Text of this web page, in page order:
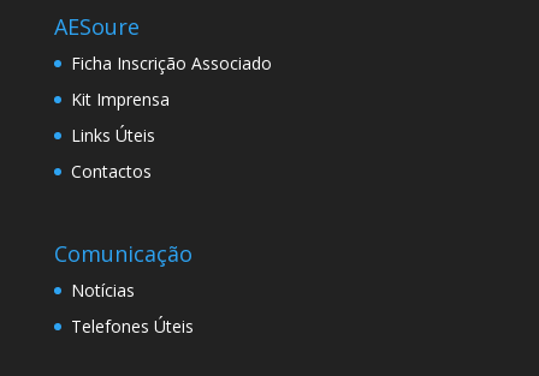
AESoure
Ficha Inscrição Associado
Kit Imprensa
Links Úteis
Contactos
Comunicação
Notícias
Telefones Úteis